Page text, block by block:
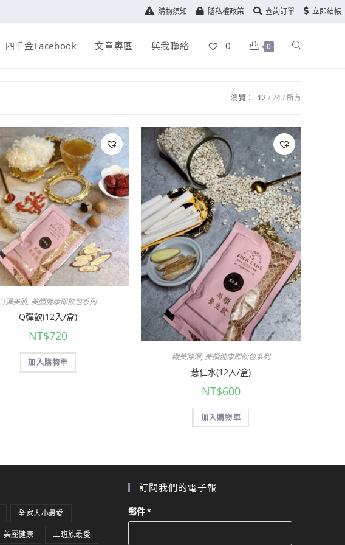
購物須知 隱私權政策 查詢訂單 立即結帳
四千金Facebook 文章專區 與我聯絡 0 0
瀏覽： 12 24 所有
Q彈美肌, 美顏健康即飲包系列
Q彈飲(12入/盒)
NT$720
加入購物車 纖美除濕, 美顏健康即飲包系列
薏仁水(12入/盒)
NT$600
加入購物車
全家大小最愛
美麗健康 上班族最愛
訂閱我們的電子報
郵件*